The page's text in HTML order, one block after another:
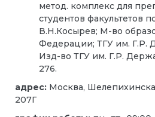
метод. комплекс для
студентов факультетов
В.Н.Косырев; М-во
Федерации; ТГУ им. Г.Р.
Изд-во ТГУ им. Г.Р.
276.
адрес: Москва,
207Г